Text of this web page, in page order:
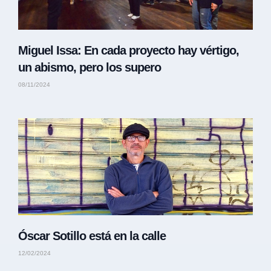
Miguel Issa: En cada proyecto hay vértigo,
un abismo, pero los supero
08/11/2024
Óscar Sotillo está en la calle
12/02/2024